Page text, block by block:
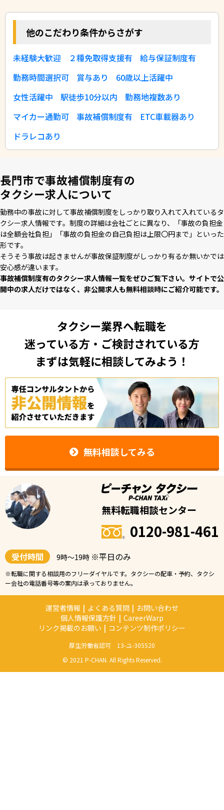
他のこだわり条件からさがす
未経験大歓迎 ２種免取得支援有
給与保証制度有
勤務時間選択可
賞与あり
60歳以上活躍中
女性活躍中
駅徒歩10分以内
勤務地複数あり
マイカー通勤可
事故補償制度有
ETC車載器あり
ドラレコあり
長門市で事故補償制度有の
タクシー求人について
勤務中の事故に対して事故補償制度をしっかり取り⼊れて⼊れているタ
クシー求⼈情報です。制度の詳細は会社ごとに異なり、「事故の負担⾦
は全額会社負担」「事故の負担⾦の⾃⼰負担は上限〇円まで」といった
形です。
そうそう事故は起きませんが事故保証制度がしっかり有るか無いかでは
安⼼感が違います。
事故補償制度有のタクシー求⼈情報⼀覧をぜひご覧下さい。サイトで公
開中の求⼈だけではなく、⾮公開求⼈も無料相談時にご紹介可能です。
タクシー業界へ転職を
迷っている方・ご検討されている方
まずは気軽に相談してみよう！
無料相談してみる
無料転職相談センター
0120-981-461
受付時間 9時〜19時 ※平日のみ
※転職に関する相談用のフリーダイヤルです。タクシーの配車・予約、タクシ
ー会社の電話番号等の案内は承っておりません。
運営者情報 | よくある質問 | お問い合わせ
個人情報保護方針 | CareerWarp
リンク掲載のお願い | コンテンツ制作ポリシー
厚生労働省認可 13-ユ-305520
© 2021 P-CHAN. All Rights Reserved.